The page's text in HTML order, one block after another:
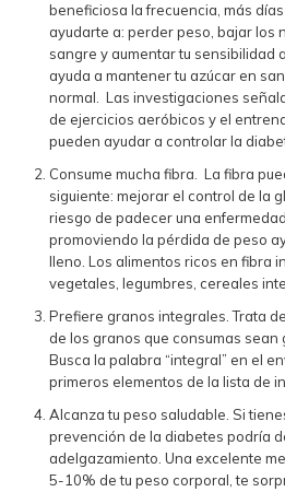
beneficiosa la frecuencia, más
ayudarte a: perder peso, bajar los
sangre y aumentar tu sensibilidad
ayuda a mantener tu azúcar en
normal. Las investigaciones
de ejercicios aeróbicos y el
pueden ayudar a controlar la
Consume mucha fibra. La fibra
siguiente: mejorar el control de la
riesgo de padecer una
promoviendo la pérdida de peso
lleno. Los alimentos ricos en fibra
vegetales, legumbres, cereales
Prefiere granos integrales. Trata
de los granos que consumas sean
Busca la palabra “integral” en el
primeros elementos de la lista de
Alcanza tu peso saludable. Si
prevención de la diabetes podría
adelgazamiento. Una excelente
5-10% de tu peso corporal, te